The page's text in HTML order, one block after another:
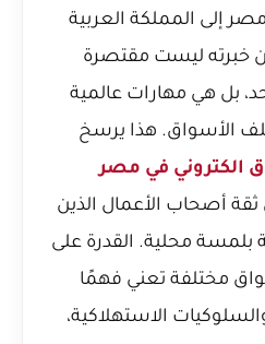
إلى المملكة العربية
خبرته ليست مقتصرة
بل هي مهارات عالمية
الأسواق. هذا يرسخ
في مصر
ثقة أصحاب الأعمال الذين
بلمسة محلية. القدرة على
مختلفة تعني فهمًا
الاستهلاكية،